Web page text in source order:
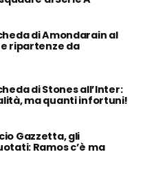
di Amondarain al
ripartenze da
di Stones all’Inter:
ma quanti infortuni!
Gazzetta, gli
Ramos c’è ma